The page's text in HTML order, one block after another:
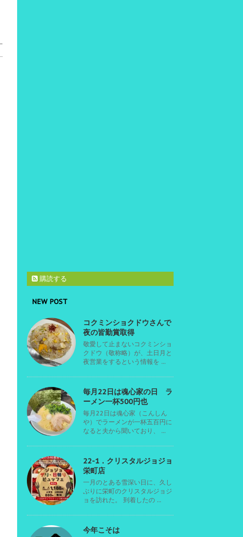
購読する
NEW POST
コクミンショクドウさんで
夜の皆勤賞取得
敬愛して止まないコクミンショ
クドウ（敬称略）が、土日月と
夜営業をするという情報を ...
毎月22日は魂心家の日 ラ
ーメン一杯500円也
毎月22日は魂心家（こんしん
や）でラーメンが一杯五百円に
なると夫から聞いており、 ...
22-1．クリスタルジョジョ
栄町店
一月のとある雪深い日に、久し
ぶりに栄町のクリスタルジョジ
ョを訪れた。 到着したの ...
今年こそは